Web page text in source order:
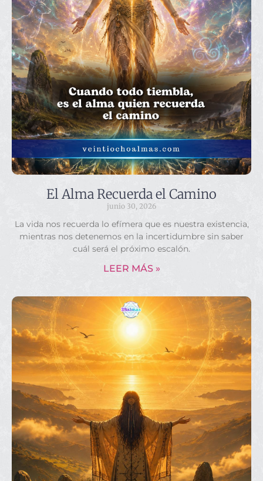
El Alma Recuerda el Camino
junio 30, 2026
La vida nos recuerda lo efímera que es nuestra existencia,
mientras nos detenemos en la incertidumbre sin saber
cuál será el próximo escalón.
LEER MÁS »